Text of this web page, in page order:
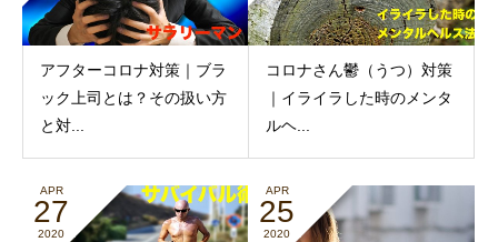
アフターコロナ対策｜ブラ
ック上司とは？その扱い方
と対...
コロナさん鬱（うつ）対策
｜イライラした時のメンタ
ルヘ...
APR
27
2020
APR
25
2020